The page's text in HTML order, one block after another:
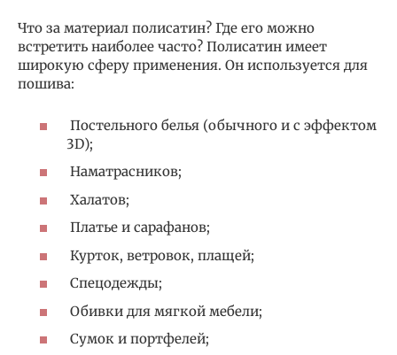
Что за материал полисатин? Где его можно
встретить наиболее часто? Полисатин имеет
широкую сферу применения. Он используется для
пошива:
Постельного белья (обычного и с эффектом
3D);
Наматрасников;
Халатов;
Платье и сарафанов;
Курток, ветровок, плащей;
Спецодежды;
Обивки для мягкой мебели;
Сумок и портфелей;